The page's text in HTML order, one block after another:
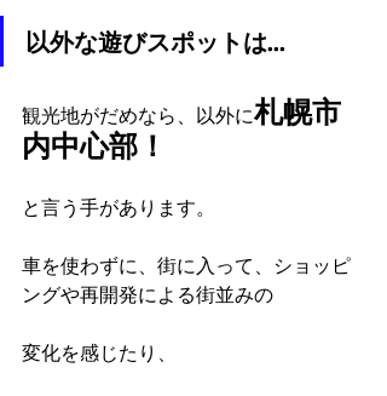
以外な遊びスポットは…
観光地がだめなら、以外に札幌市
内中心部！
と言う手があります。
車を使わずに、街に入って、ショッピ
ングや再開発による街並みの
変化を感じたり、